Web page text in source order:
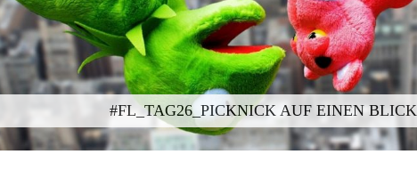
#FL_TAG26_PICKNICK AUF EINEN BLICK